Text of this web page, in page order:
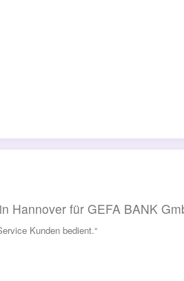
Hannover für GEFA BANK
Kunden bedient.“